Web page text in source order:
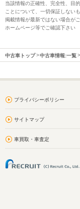
当該情報の正確性、完全性、目
ことについて、一切保証しない
掲載情報が最新ではない場合が
ホームページ等でご確認下さい
中古車トップ 中古車情報:一覧
プライバシーポリシー
サイトマップ
車買取・車査定